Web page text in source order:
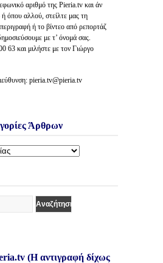
αριθμό της Pieria.tv και άν
όπου αλλού, στείλτε μας τη
ή το βίντεο από ρεπορτάζ
με τ’ όνομά σας.
63 και μιλήστε με τον Γιώργο
pieria.tv@pieria.tv
Άρθρων
(Η αντιγραφή δίχως